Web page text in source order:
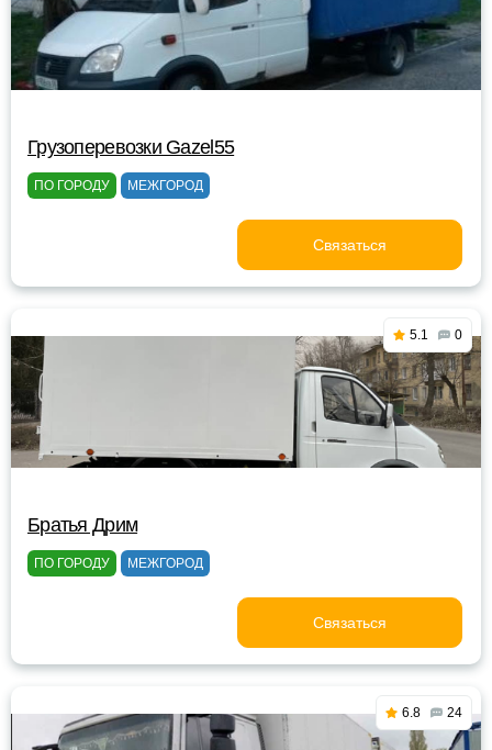
Грузоперевозки Gazel55
ПО ГОРОДУ МЕЖГОРОД
Связаться
5.1 0
Братья Дрим
ПО ГОРОДУ МЕЖГОРОД
Связаться
6.8 24